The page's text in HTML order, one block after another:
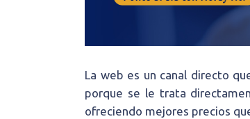
La web es un canal directo
porque se le trata
ofreciendo mejores precios